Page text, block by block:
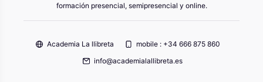
formación presencial, semipresencial y online.
Academia La llibreta
mobile : +34 666 875 860
info@academialallibreta.es